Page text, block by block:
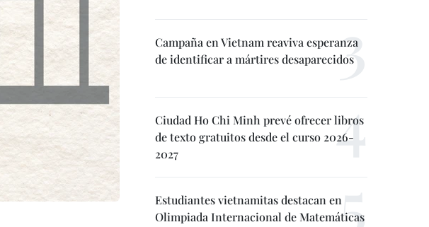
Campaña en Vietnam reaviva esperanza
de identificar a mártires desaparecidos
Ciudad Ho Chi Minh prevé ofrecer libros
de texto gratuitos desde el curso 2026-
2027
Estudiantes vietnamitas destacan en
Olimpiada Internacional de Matemáticas